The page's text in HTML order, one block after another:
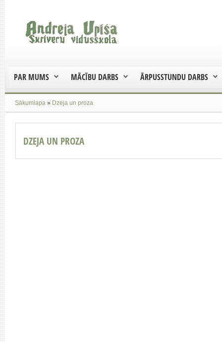
PAR MUMS MĀCĪBU DARBS ĀRPUSSTUNDU DARBS
Sākumlapa » Dzeja un proza
DZEJA UN PROZA